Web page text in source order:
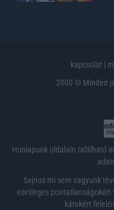
kapcsolat |
2000 © Minden
Honlapunk oldalain található
Sajnos mi sem vagyunk
esetleges
károkért